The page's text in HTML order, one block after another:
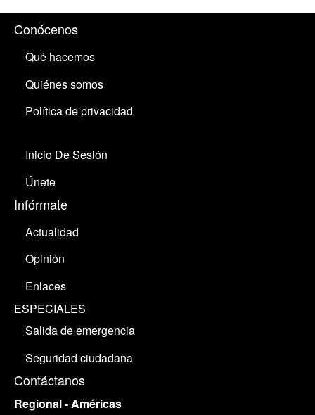
Conócenos
Qué hacemos
Quiénes somos
Política de privacidad
Inicio De Sesión
Únete
Infórmate
Actualidad
Opinión
Enlaces
ESPECIALES
Salida de emergencia
Seguridad ciudadana
Contáctanos
Regional - Américas